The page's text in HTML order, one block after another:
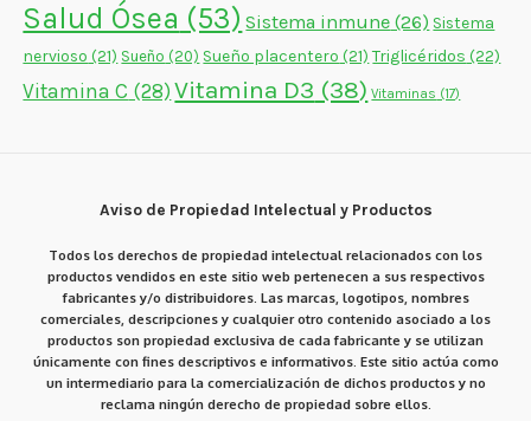
Salud Ósea (53) Sistema inmune (26) Sistema
nervioso (21) Sueño (20) Sueño placentero (21) Triglicéridos (22)
Vitamina C (28) Vitamina D3 (38) Vitaminas (17)
Aviso de Propiedad Intelectual y Productos
Todos los derechos de propiedad intelectual relacionados con los
productos vendidos en este sitio web pertenecen a sus respectivos
fabricantes y/o distribuidores. Las marcas, logotipos, nombres
comerciales, descripciones y cualquier otro contenido asociado a los
productos son propiedad exclusiva de cada fabricante y se utilizan
únicamente con fines descriptivos e informativos. Este sitio actúa como
un intermediario para la comercialización de dichos productos y no
reclama ningún derecho de propiedad sobre ellos.